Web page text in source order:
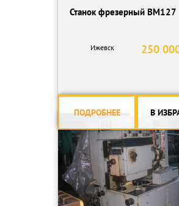
Станок фрезерный ВМ127
250
Ижевск
ПОДРОБНЕЕ В